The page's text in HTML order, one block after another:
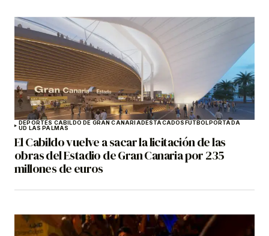
DEPORTES CABILDO DE GRAN CANARIADESTACADOSFÚTBOLPORTADA
UD LAS PALMAS
El Cabildo vuelve a sacar la licitación de las
obras del Estadio de Gran Canaria por 235
millones de euros